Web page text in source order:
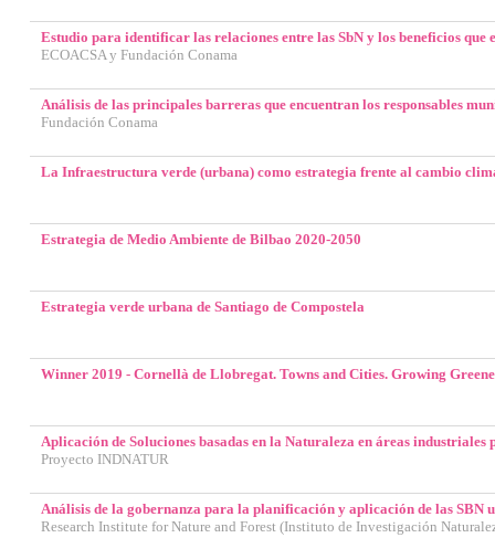
Estudio para identificar las relaciones entre las SbN y los beneficios que
ECOACSA y Fundación Conama
Análisis de las principales barreras que encuentran los responsables
Fundación Conama
La Infraestructura verde (urbana) como estrategia frente al cambio
Estrategia de Medio Ambiente de Bilbao 2020-2050
Estrategia verde urbana de Santiago de Compostela
Winner 2019 - Cornellà de Llobregat. Towns and Cities. Growing
Aplicación de Soluciones basadas en la Naturaleza en áreas
Proyecto INDNATUR
Análisis de la gobernanza para la planificación y aplicación de las SBN
Research Institute for Nature and Forest (Instituto de Investigación